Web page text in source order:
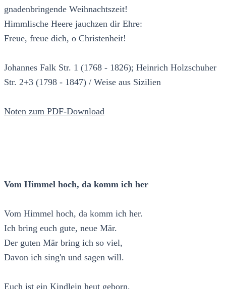
gnadenbringende Weihnachtszeit!
Himmlische Heere jauchzen dir Ehre:
Freue, freue dich, o Christenheit!
Johannes Falk Str. 1 (1768 - 1826); Heinrich Holzschuher
Str. 2+3 (1798 - 1847) / Weise aus Sizilien
Noten zum PDF-Download
Vom Himmel hoch, da komm ich her
Vom Himmel hoch, da komm ich her.
Ich bring euch gute, neue Mär.
Der guten Mär bring ich so viel,
Davon ich sing'n und sagen will.
Euch ist ein Kindlein heut geborn,